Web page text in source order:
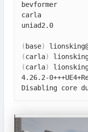
bevformer
carla
uniad2.0
( base)
(carla)
(carla)
4.26.2-